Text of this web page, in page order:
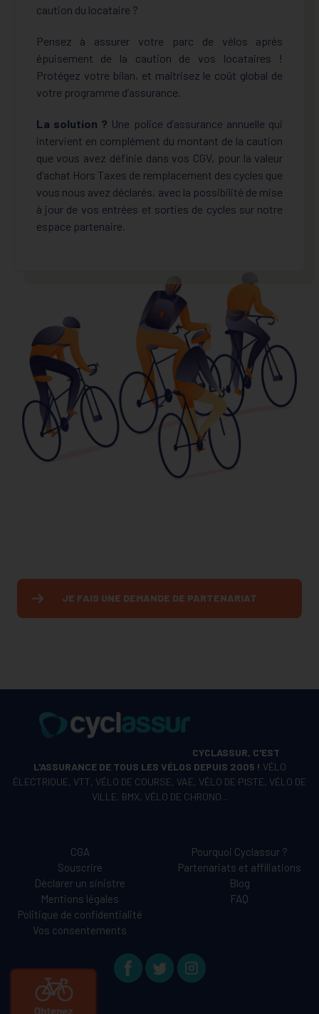
caution du locataire ?
Pensez à assurer votre parc de vélos après
épuisement de la caution de vos locataires !
Protégez votre bilan, et maîtrisez le coût global de
votre programme d’assurance.
La solution ? Une police d’assurance annuelle qui
intervient en complément du montant de la caution
que vous avez définie dans vos CGV, pour la valeur
d’achat Hors Taxes de remplacement des cycles que
vous nous avez déclarés, avec la possibilité de mise
à jour de vos entrées et sorties de cycles sur notre
espace partenaire.
JE FAIS UNE DEMANDE DE PARTENARIAT
CYCLASSUR, C'EST
L'ASSURANCE DE TOUS LES VÉLOS DEPUIS 2005 ! VÉLO
ÉLECTRIQUE, VTT, VÉLO DE COURSE, VAE, VÉLO DE PISTE, VÉLO DE
VILLE, BMX, VÉLO DE CHRONO...
CGA
Souscrire
Déclarer un sinistre
Mentions légales
Politique de confidentialité
Vos consentements
Pourquoi Cyclassur ?
Partenariats et affiliations
Blog
FAQ